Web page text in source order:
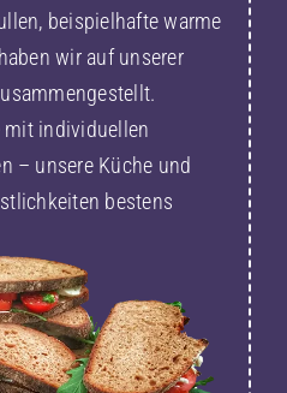
beispielhafte warme
wir auf unserer
mit individuellen
– unsere Küche und
bestens